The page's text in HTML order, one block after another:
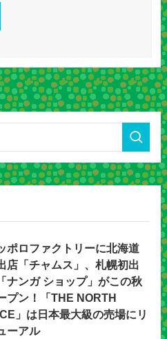
ポロファクトリーに北海道
店「チャムス」、札幌初出
ナンガ ショップ」がこの秋
プン！「THE NORTH
」は日本最大級の売場にリ
ーアル